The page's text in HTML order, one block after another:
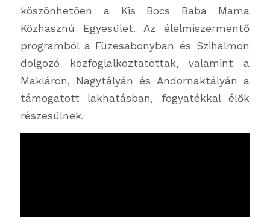
köszönhetően a Kis Bocs Baba Mama
Közhasznú Egyesület. Az élelmiszermentő
programból a Füzesabonyban és Szihalmon
dolgozó közfoglalkoztatottak, valamint a
Makláron, Nagytályán és Andornaktályán a
támogatott lakhatásban, fogyatékkal élők
részesülnek.